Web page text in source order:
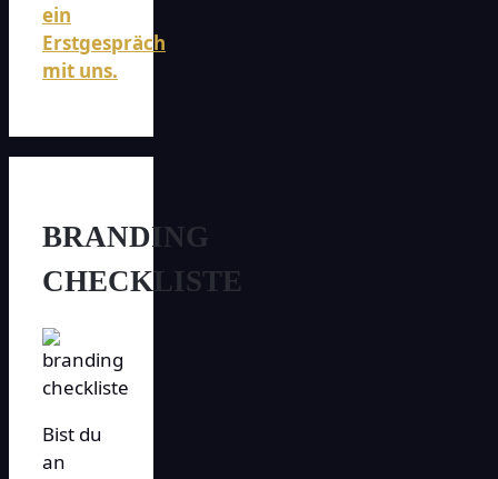
ein
Erstgespräch
mit uns.
BRANDING
CHECKLISTE
Bist du
an